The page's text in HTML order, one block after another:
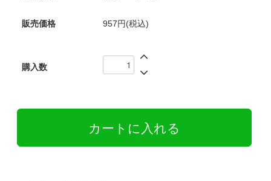
販売価格 957円(税込)
購入数